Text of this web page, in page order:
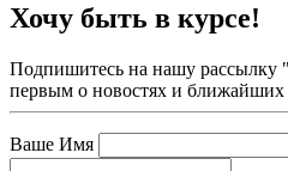
Хочу быть в курсе!
Подпишитесь на нашу рассылку
первым о новостях и ближайших
Ваше Имя